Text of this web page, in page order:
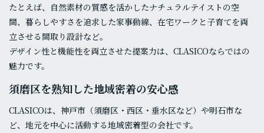
たとえば、自然素材の質感を活かしたナチュラルテイストの空
間、暮らしやすさを追求した家事動線、在宅ワークと子育てを両
立させる間取り設計など。
デザイン性と機能性を両立させた提案力は、CLASICOならではの
魅力です。
須磨区を熟知した地域密着の安心感
CLASICOは、神戸市（須磨区・西区・垂水区など）や明石市な
ど、地元を中心に活動する地域密着型の会社です。